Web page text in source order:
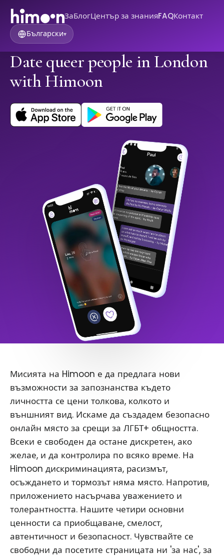
ЗаБлогЦентър за знанияFAQКонтакт
Български▾
Date queer people in London
with Himoon
Мисията на Himoon е да предлага нови
възможности за запознанства където
личността се цени толкова, колкото и
външният вид. Искаме да създадем безопасно
онлайн място за срещи за ЛГБТ+ общността.
Всеки е свободен да остане дискретен, ако
желае, и да контролира по всяко време. На
Himoon дискриминацията, расизмът,
осъждането и тормозът няма място. Напротив,
приложението насърчава уважението и
толерантността. Нашите четири основни
ценности са приобщаване, смелост,
автентичност и безопасност. Чувствайте се
свободни да посетите страницата ни 'за нас', за